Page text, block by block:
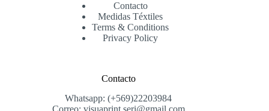
Contacto
Medidas Téxtiles
Terms & Conditions
Privacy Policy
Contacto
Whatsapp: (+569)22203984
Correo: visuaprint.seri@gmail.com